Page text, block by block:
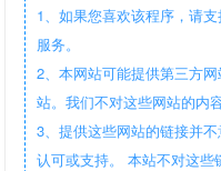
1、如果您喜欢该程序，请
服务。
2、本网站可能提供第三方
站。我们不对这些网站的内
3、提供这些网站的链接并
认可或支持。 本站不对这